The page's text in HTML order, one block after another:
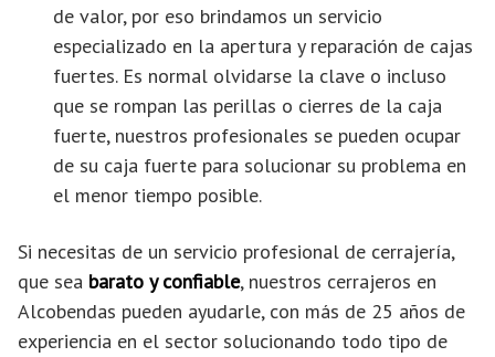
de valor, por eso brindamos un servicio
especializado en la apertura y reparación de cajas
fuertes. Es normal olvidarse la clave o incluso
que se rompan las perillas o cierres de la caja
fuerte, nuestros profesionales se pueden ocupar
de su caja fuerte para solucionar su problema en
el menor tiempo posible.
Si necesitas de un servicio profesional de cerrajería,
que sea barato y confiable, nuestros cerrajeros en
Alcobendas pueden ayudarle, con más de 25 años de
experiencia en el sector solucionando todo tipo de